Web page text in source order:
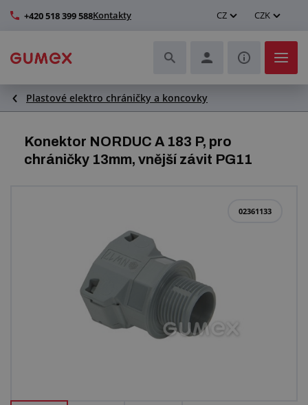
+420 518 399 588Kontakty CZ CZK
Hadice a jejich kompletace
Profily a výroba těsnění
Zlepšení pracovního prostředí
Další pryžové a plastové výrobky
Centrum poptávek
Plastové elektro chráničky a koncovky
Konektor NORDUC A 183 P, pro
chráničky 13mm, vnější závit PG11
02361133